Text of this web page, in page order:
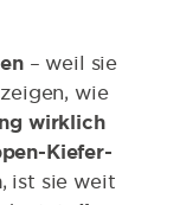
– weil sie
wie
wirklich
Kiefer-
, ist sie weit